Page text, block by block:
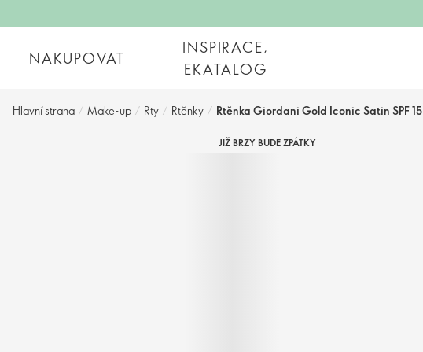
NAKUPOVAT
INSPIRACE,
EKATALOG
Hlavní strana / Make-up / Rty / Rtěnky / Rtěnka Giordani Gold Iconic Satin SPF 15
JIŽ BRZY BUDE ZPÁTKY